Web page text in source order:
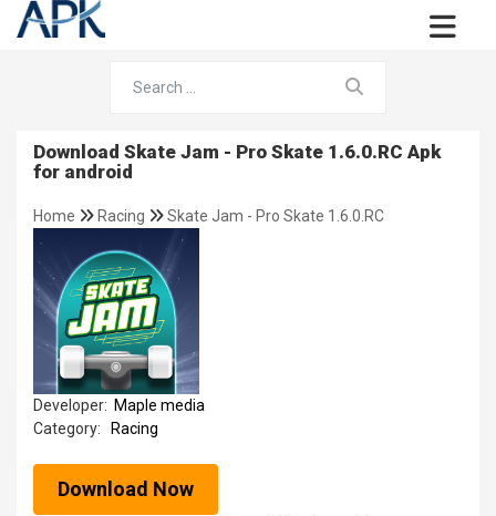
Download Skate Jam - Pro Skate 1.6.0.RC Apk
for android
Home Racing Skate Jam - Pro Skate 1.6.0.RC
Developer: Maple media
Category:
Racing
Download Now